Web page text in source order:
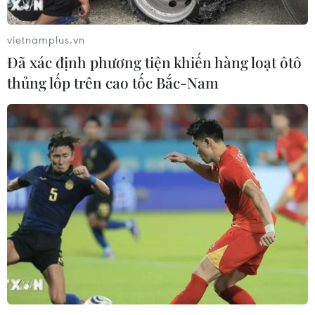
Bình Dương khởi tố vụ án liên quan đến bà
Nguyễn Phương Hằng
22/04/2022 13:47
​Bà Nguyễn Phương Hằng bị điều tra về hành vi lợi dụng
các quyền tự do dân chủ xâm phạm lợi ích của Nhà
nước, quyền và lợi ích hợp pháp của tổ chức, cá nhân
theo điều 331, Bộ luật Hình sự.
vietnamplus.vn
Đã xác định phương tiện khiến hàng loạt ôtô
thủng lốp trên cao tốc Bắc-Nam